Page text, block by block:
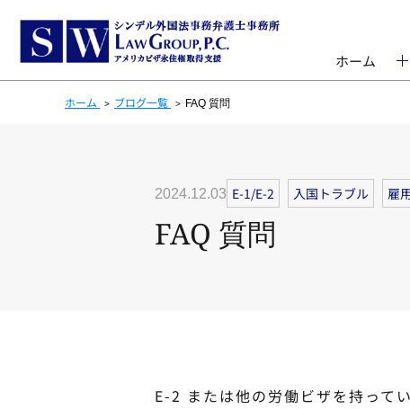
ホーム
ホーム ブログ一覧 FAQ 質問
2024.12.03 E-1/E-2 入国トラブル 雇
FAQ 質問
E-2 または他の労働ビザを持って